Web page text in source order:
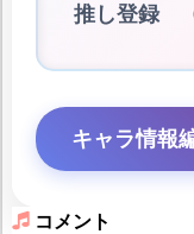
推し登録
キャラ情報
コメント